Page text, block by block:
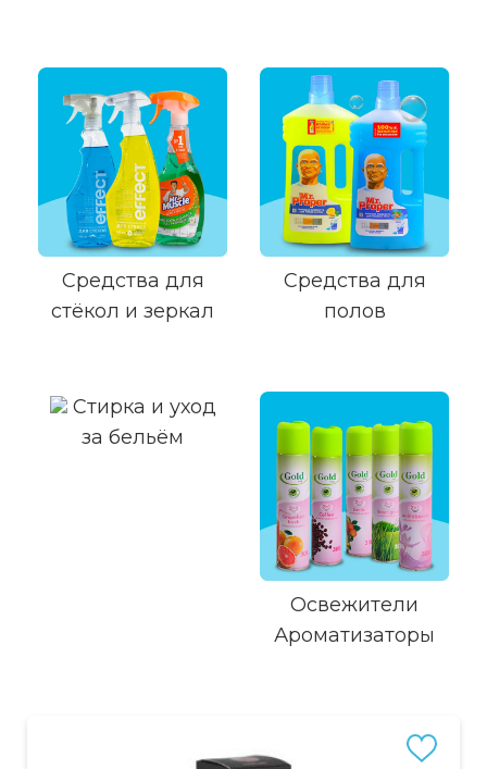
Средства для
стёкол и зеркал
Средства для
полов
Стирка и уход
за бельём
Освежители
Ароматизаторы